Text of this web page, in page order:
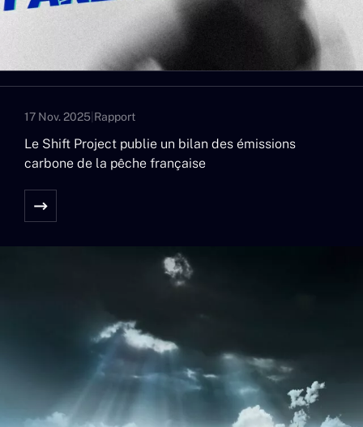
17 Nov. 2025 Rapport
Le Shift Project publie un bilan des émissions
carbone de la pêche française